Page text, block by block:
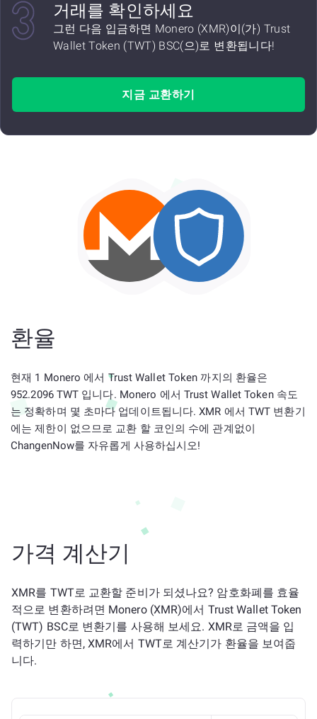
거래를 확인하세요
그런 다음 입금하면 Monero (XMR)이(가) Trust
Wallet Token (TWT) BSC(으)로 변환됩니다!
지금 교환하기
환율
현재 1 Monero 에서 Trust Wallet Token 까지의 환율은
952.2096 TWT 입니다. Monero 에서 Trust Wallet Token 속도
는 정확하며 몇 초마다 업데이트됩니다. XMR 에서 TWT 변환기
에는 제한이 없으므로 교환 할 코인의 수에 관계없이
ChangenNow를 자유롭게 사용하십시오!
가격 계산기
XMR를 TWT로 교환할 준비가 되셨나요? 암호화폐를 효율
적으로 변환하려면 Monero (XMR)에서 Trust Wallet Token
(TWT) BSC로 변환기를 사용해 보세요. XMR로 금액을 입
력하기만 하면, XMR에서 TWT로 계산기가 환율을 보여줍
니다.